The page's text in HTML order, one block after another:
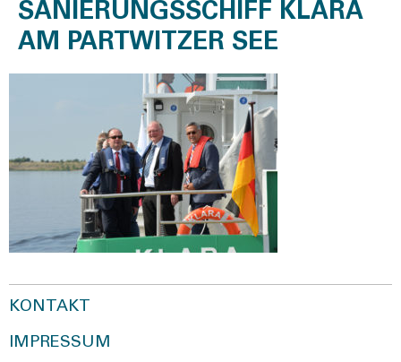
SANIERUNGSSCHIFF KLARA
AM PARTWITZER SEE
KONTAKT
IMPRESSUM